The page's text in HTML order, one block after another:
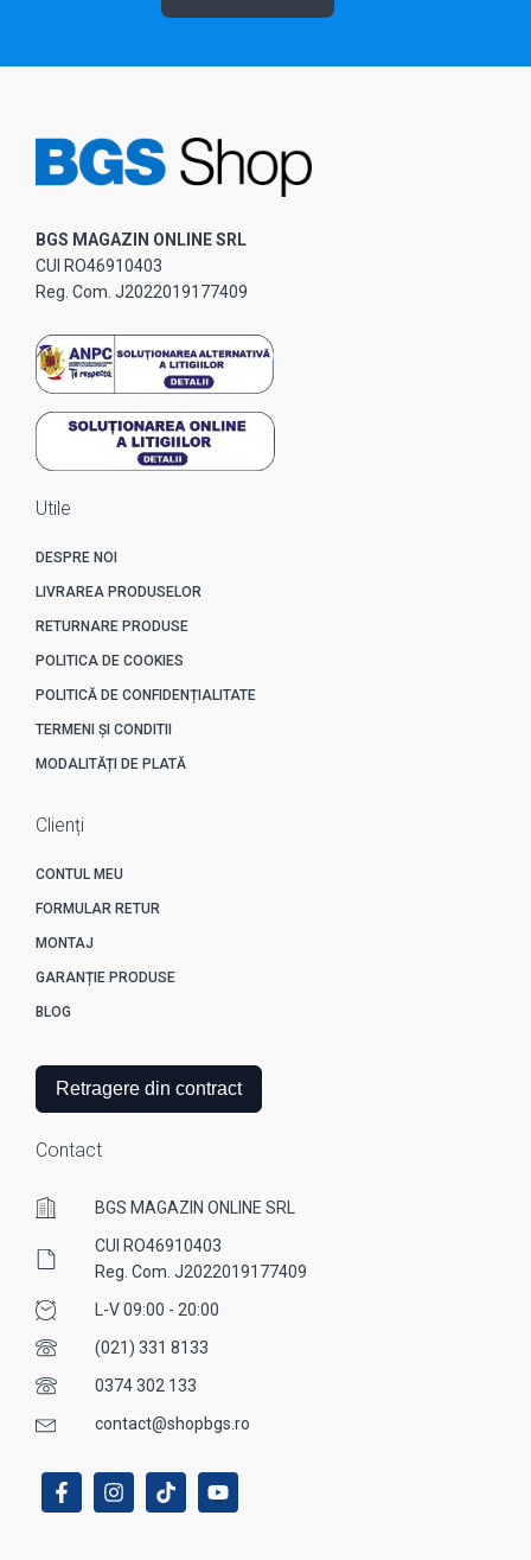
BGS MAGAZIN ONLINE SRL
CUI RO46910403
Reg. Com. J2022019177409
Utile
DESPRE NOI
LIVRAREA PRODUSELOR
RETURNARE PRODUSE
POLITICA DE COOKIES
POLITICĂ DE CONFIDENȚIALITATE
TERMENI ȘI CONDITII
MODALITĂȚI DE PLATĂ
Clienți
CONTUL MEU
FORMULAR RETUR
MONTAJ
GARANȚIE PRODUSE
BLOG
Retragere din contract
Contact
BGS MAGAZIN ONLINE SRL
CUI RO46910403
Reg. Com. J2022019177409
L-V 09:00 - 20:00
(021) 331 8133
0374 302 133
contact@shopbgs.ro